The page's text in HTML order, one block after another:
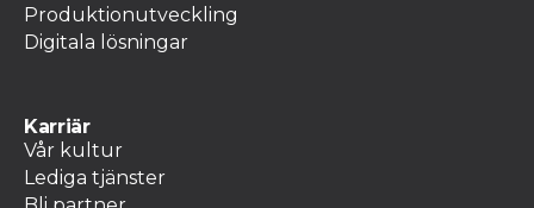
Produktionutveckling
Digitala lösningar
Karriär
Vår kultur
Lediga tjänster